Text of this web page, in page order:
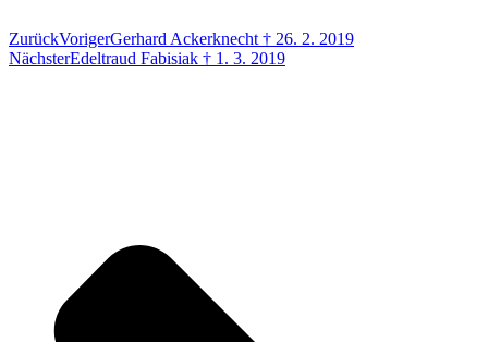
ZurückVorigerGerhard Ackerknecht † 26. 2. 2019
NächsterEdeltraud Fabisiak † 1. 3. 2019